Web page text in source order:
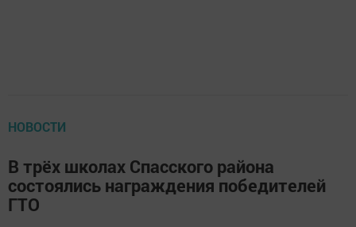
НОВОСТИ
В трёх школах Спасского района
состоялись награждения победителей
ГТО